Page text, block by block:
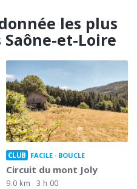
les plus
et-Loire
CLUB FACILE BOUCLE
Circuit du mont Joly
9.0 km 3 h 00